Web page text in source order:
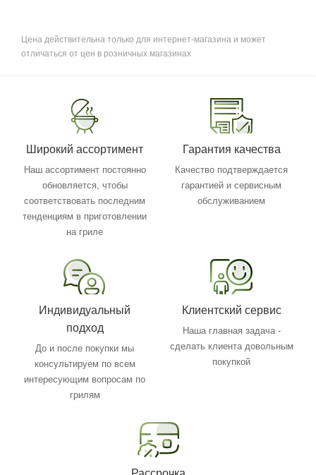
Цена действительна только для интернет-магазина и может
отличаться от цен в розничных магазинах
Широкий ассортимент
Наш ассортимент постоянно
обновляется, чтобы
соответствовать последним
тенденциям в приготовлении
на гриле
Гарантия качества
Качество подтверждается
гарантией и сервисным
обслуживанием
Индивидуальный
подход
До и после покупки мы
консультируем по всем
интересующим вопросам по
грилям
Клиентский сервис
Наша главная задача -
сделать клиента довольным
покупкой